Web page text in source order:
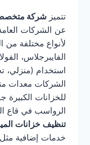
تتميز شركة
عن الشركات
لأنواع مختلفة من
الفايبرجلاس،
استخدام (منزلي،
الشركات معدات
للخزانات
الرواسب في قاع
تنظيف خزانات
خدمات إضافية